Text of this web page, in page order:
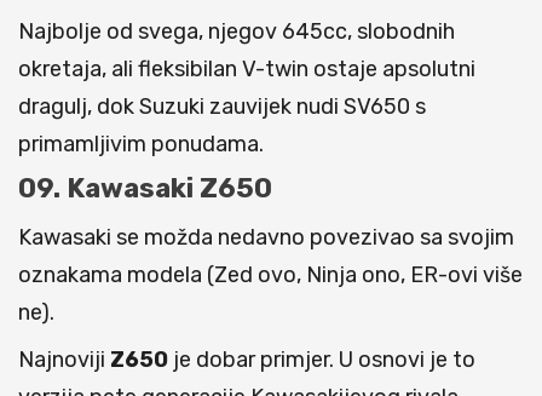
Najbolje od svega, njegov 645cc, slobodnih
okretaja, ali fleksibilan V-twin ostaje apsolutni
dragulj, dok Suzuki zauvijek nudi SV650 s
primamljivim ponudama.
09. Kawasaki Z650
Kawasaki se možda nedavno povezivao sa svojim
oznakama modela (Zed ovo, Ninja ono, ER-ovi više
ne).
Najnoviji Z650 je dobar primjer. U osnovi je to